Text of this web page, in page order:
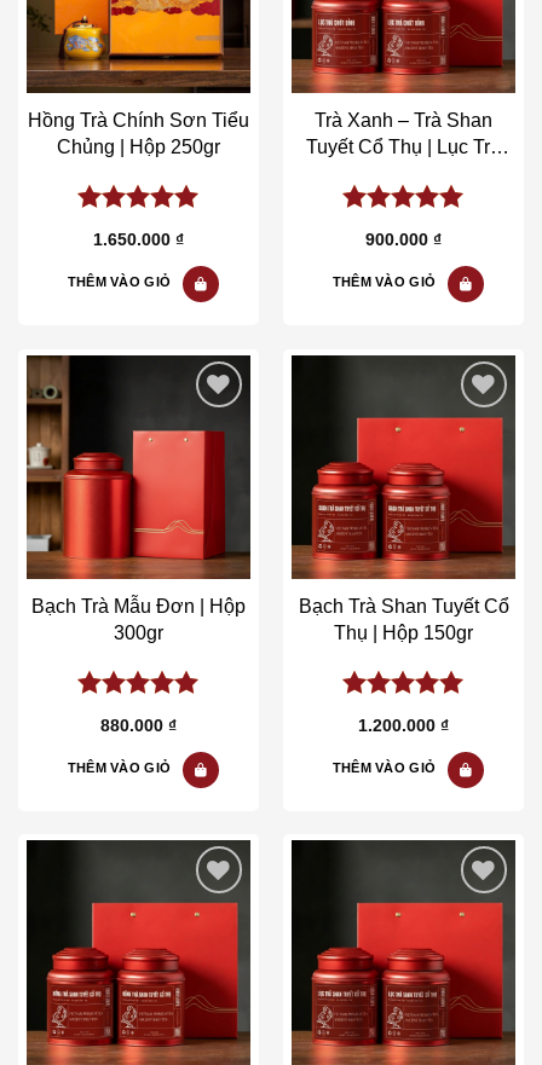
Hồng Trà Chính Sơn Tiểu
Chủng | Hộp 250gr
5.00out of
1.650.000 ₫
Trà Xanh – Trà Shan
Tuyết Cổ Thụ | Lục Trà
Chốt Đỉnh | Hộp 200gr
5.00out of
900.000 ₫
Add to wishlist
Bạch Trà Mẫu Đơn | Hộp
300gr
5.00out of
880.000 ₫
Add to wishlist
Bạch Trà Shan Tuyết Cổ
Thụ | Hộp 150gr
5.00out of
1.200.000 ₫
Add to wishlist Add to wishlist